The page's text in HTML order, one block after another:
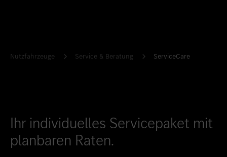
Standort favorisieren
Vezia
Standort favorisieren
Wettingen
Nutzfahrzeuge Service & Beratung ServiceCare
Ihr individuelles Servicepaket mit
planbaren Raten.